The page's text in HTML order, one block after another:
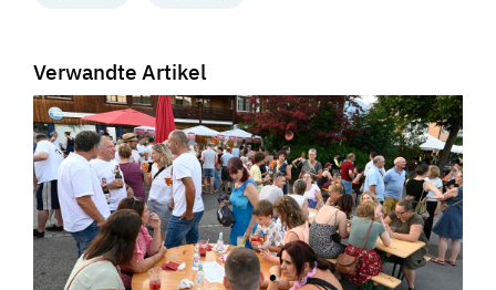
Verwandte Artikel